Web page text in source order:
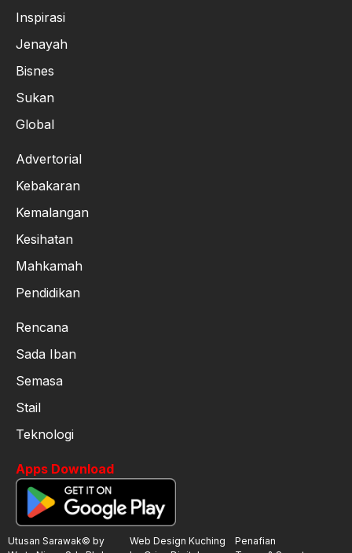
Inspirasi
Jenayah
Bisnes
Sukan
Global
Advertorial
Kebakaran
Kemalangan
Kesihatan
Mahkamah
Pendidikan
Rencana
Sada Iban
Semasa
Stail
Teknologi
Apps Download
Utusan Sarawak© by
Web Design Kuching
Penafian